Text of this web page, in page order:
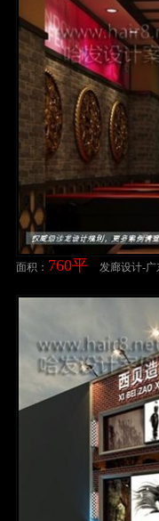
面积： 760平
发廊设计-